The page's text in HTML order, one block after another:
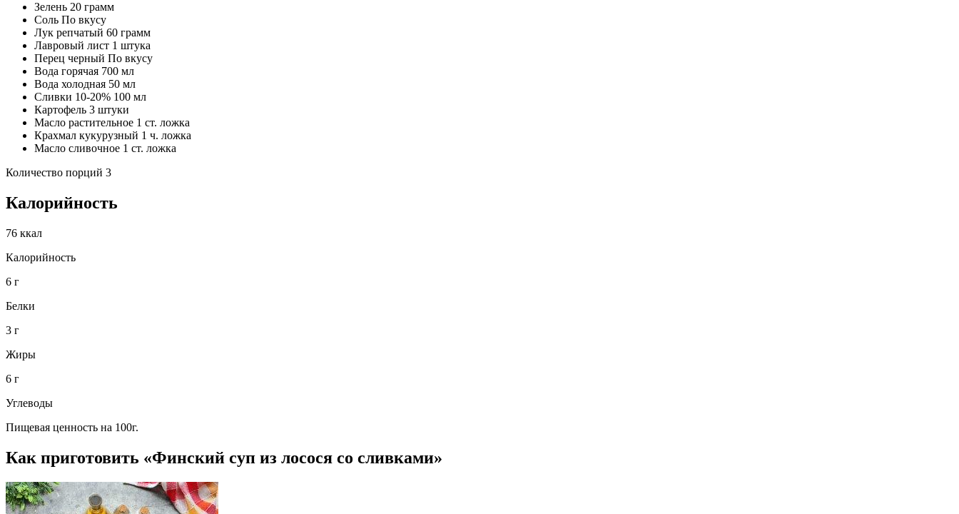
Зелень 20 грамм
Соль По вкусу
Лук репчатый 60 грамм
Лавровый лист 1 штука
Перец черный По вкусу
Вода горячая 700 мл
Вода холодная 50 мл
Сливки 10-20% 100 мл
Картофель 3 штуки
Масло растительное 1 ст. ложка
Крахмал кукурузный 1 ч. ложка
Масло сливочнoe 1 ст. ложка
Количество порций 3
Калорийность
76 ккал
Калорийность
6 г
Белки
3 г
Жиры
6 г
Углеводы
Пищевая ценность на 100г.
Как приготовить «Финский суп из лосося со сливками»